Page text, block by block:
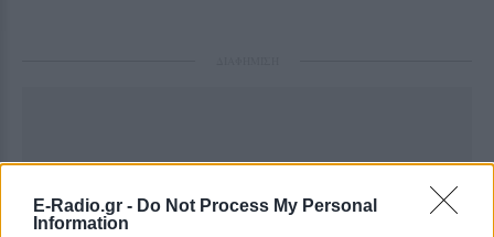
E-Radio.gr - Do Not Process My Personal
Information